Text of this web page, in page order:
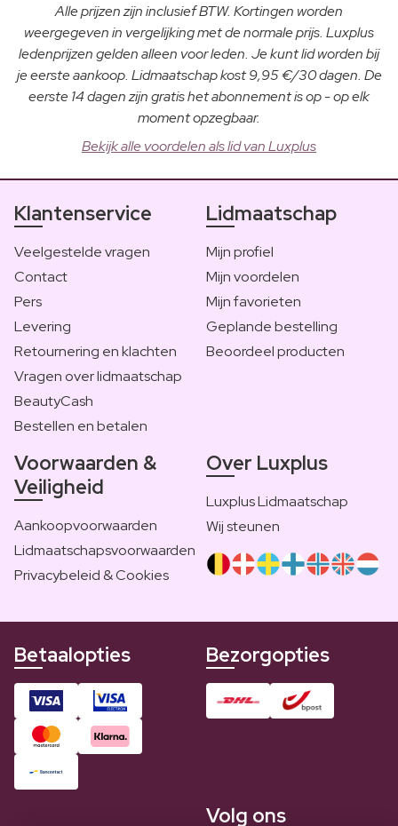
Alle prijzen zijn inclusief BTW. Kortingen worden
weergegeven in vergelijking met de normale prijs. Luxplus
ledenprijzen gelden alleen voor leden. Je kunt lid worden bij
je eerste aankoop. Lidmaatschap kost 9,95 €/30 dagen. De
eerste 14 dagen zijn gratis het abonnement is op - op elk
moment opzegbaar.
Bekijk alle voordelen als lid van Luxplus
Klantenservice
Veelgestelde vragen
Contact
Pers
Levering
Retournering en klachten
Vragen over lidmaatschap
BeautyCash
Bestellen en betalen
Lidmaatschap
Mijn profiel
Mijn voordelen
Mijn favorieten
Geplande bestelling
Beoordeel producten
Voorwaarden &
Veiligheid
Aankoopvoorwaarden
Lidmaatschapsvoorwaarden
Privacybeleid & Cookies
Over Luxplus
Luxplus Lidmaatschap
Wij steunen
Betaalopties Bezorgopties
Volg ons